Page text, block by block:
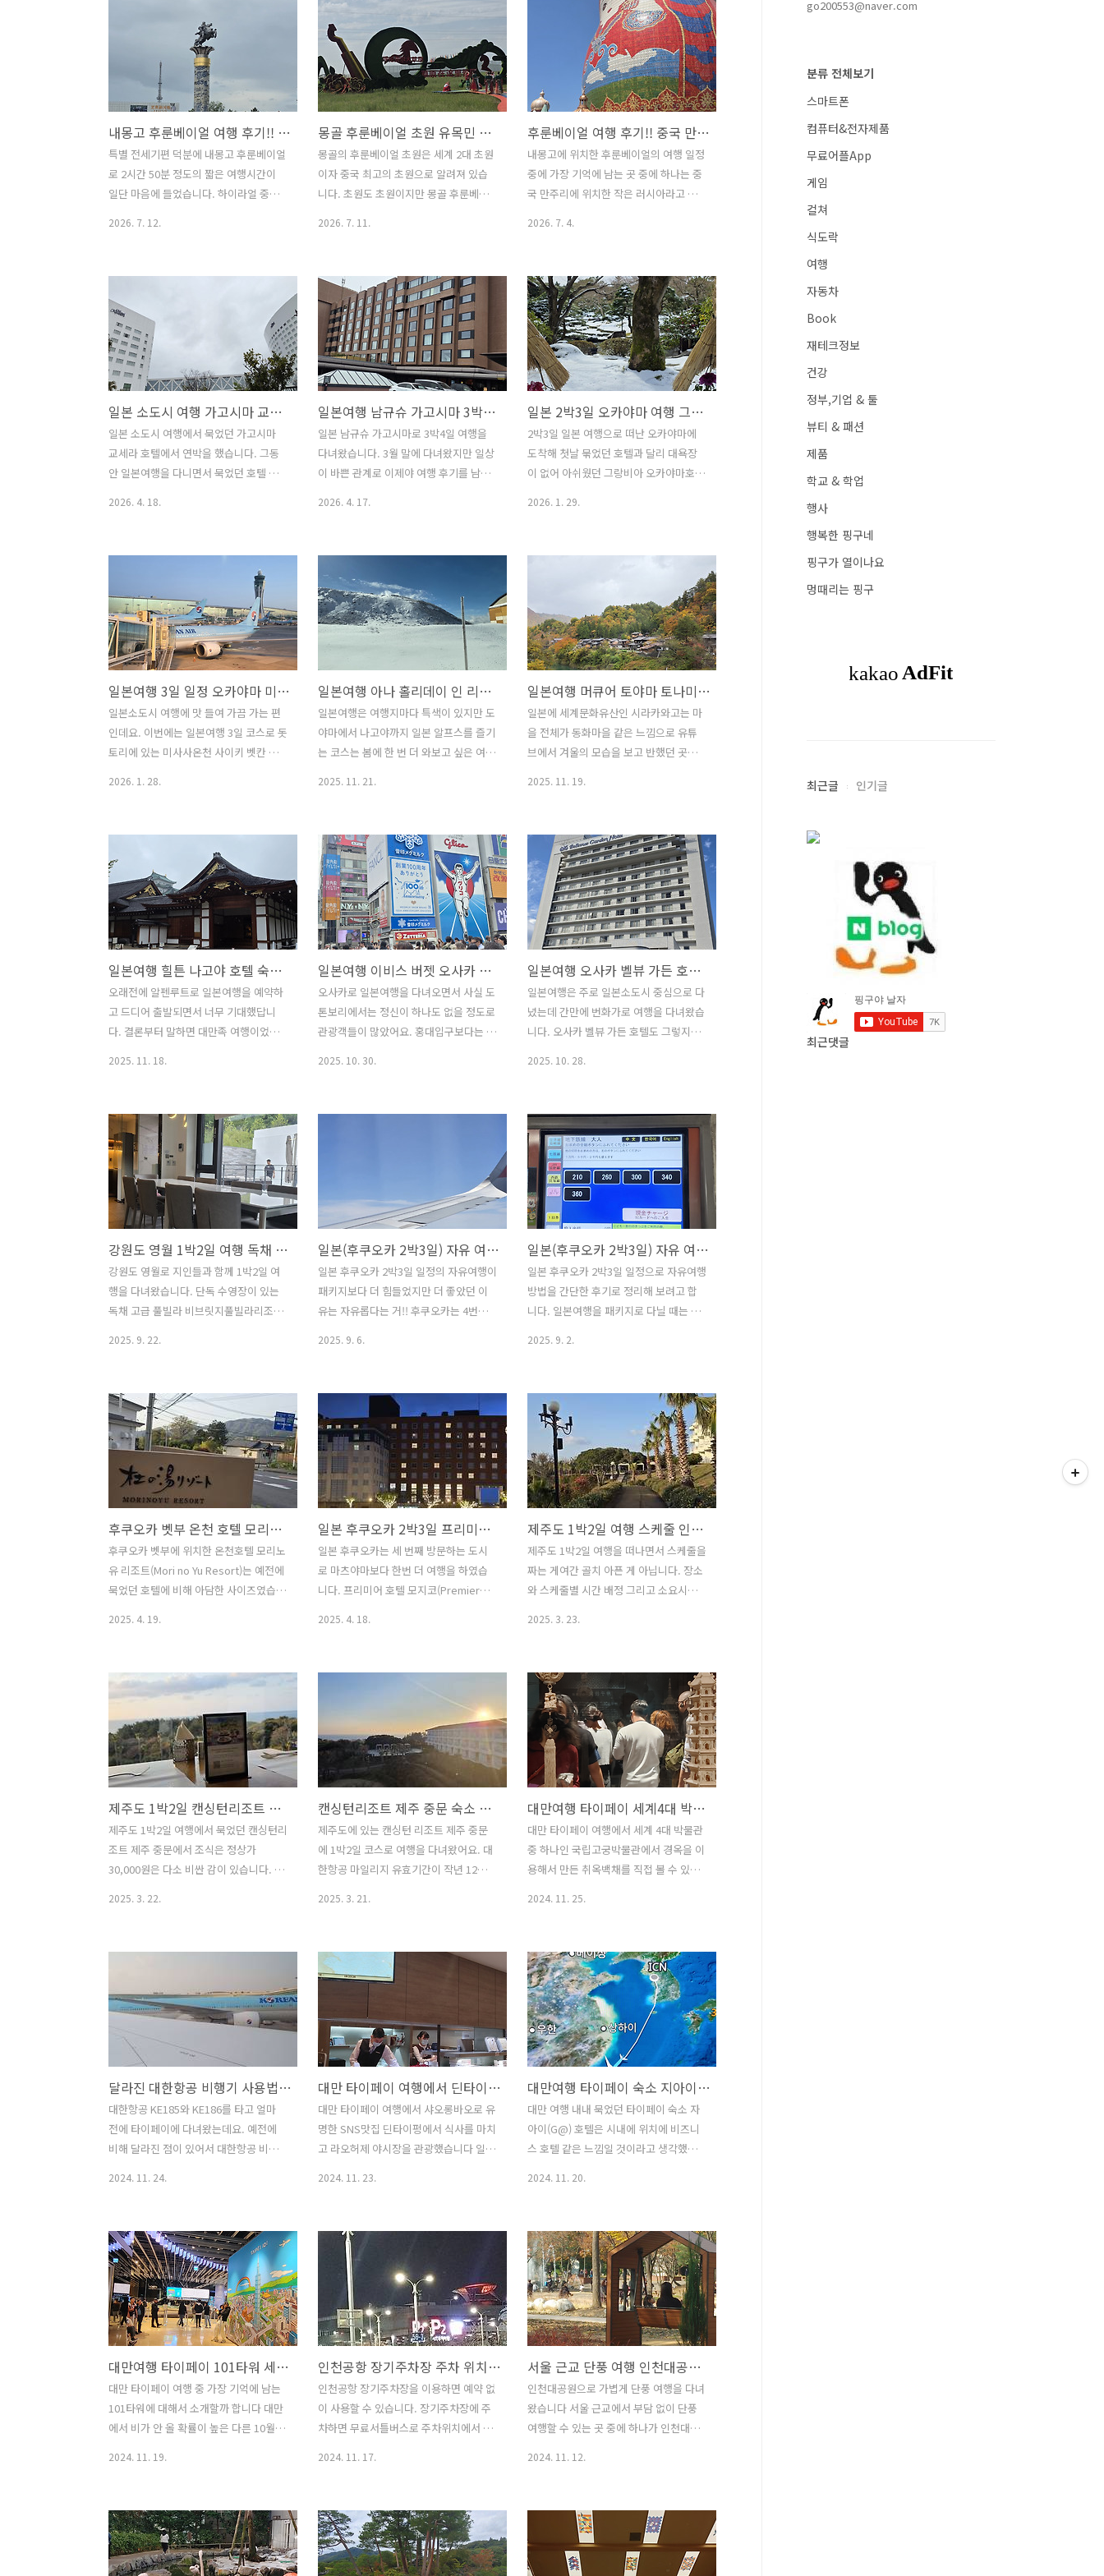
내몽고 후룬베이얼 여행 후기!! 하이라얼 중성가일 호텔(Zhongchengjiari Hotel) 어떨까? 과일바구니 보다 더 놀란 것은?
특별 전세기편 덕분에 내몽고 후룬베이얼
로 2시간 50분 정도의 짧은 여행시간이
일단 마음에 들었습니다. 하이라얼 중성
난 여행으로 몽골이라기보다는 중국여행
이지만 3박4일의 일정이나 다름이 없었습
니다. 출국은 저녁 8시 30분에 했고 귀국
은 새벽에 했지만 2박3일이나 3박4일 일
정보다는 좀 더 길게 느껴졌습니다. 아무
래도 초원이 많다 보니 날벌레로 인해 약
한 곤혹스럽기는 했습니다. 날벌레 접근
을 막는 스프레이를 준비해야 한결 수월
한 여행이 되지 않을까 싶네요. 하이라얼
의 중성가일 호텔(Zhongchengjiari
2026. 7. 12.
몽골 후룬베이얼 초원 유목민 생활체험 후기!! 초원 관광열차와 초원 썰매를 타고 대초원의 자유도 있었지만
몽골의 후룬베이얼 초원은 세계 2대 초원
이자 중국 최고의 초원으로 알려져 있습
니다. 초원도 초원이지만 몽골 후룬베이
다. 후룬베이얼에서 초원 관광열차를 타
고 후룬과 베이얼호를 둘러싼 풍경을 구
경하며 낭만을 즐겼습니다. 열차의 속도
는 5Km 내외인 듯 그리고 무려 1km에 달
하는 세계 최장 길이의 초원 썰매를 타면
서 초원의 자유를 만끽했습니다. 다만 초
원이지만 잔디가 아니라 여러 잡초들이
어우러졌다고 보면 되고요. 초원이다 보
니 아무래도 날벌레들이 많아 계속 신경
쓰이게 해서 불편하기도 했습니다. 후룬
베이얼의 게르 체험 별은 어디에 말로만
했었는데요..
2026. 7. 11.
후룬베이얼 여행 후기!! 중국 만주리의 작은 러시아 마트료시카 테마 호텔 C동과 함께 있는 테마파크의 인생샷
내몽고에 위치한 후룬베이얼의 여행 일정
중에 가장 기억에 남는 곳 중에 하나는 중
국 만주리에 위치한 작은 러시아라고 불
과 테마파크는 잊을 수 없는 멋진 여행 경
험이었습니다. 러시아 블라디보스톡은 작
은 유럽을 느낄 수 있는 곳이지만 만주리
의 마트료시카 테마파크는 중국에서 느낄
수 있는 작은 러시아입니다. 여행 출발 전
에 스케줄을 보면서 기대를 많이 했었는
데 차량으로 이동하면서 가까워지자 나노
모르게 탄성이 나오게 되는 거 있죠. 처음
에는 호텔이 아니라 조형물인 줄 알았고
멀리서 봤을 때는 크기가 감이 오지 않았
답니다. 중국 만주리의 작은 러시아 마트
마..
2026. 7. 4.
일본 소도시 여행 가고시마 교세라 호텔 숙소 구경!! 기리시마 미나미큐슈 이부스키 여유있게 둘러 본 여행
일본 소도시 여행에서 묵었던 가고시마
교세라 호텔에서 연박을 했습니다. 그동
안 일본여행을 다니면서 묵었던 호텔 중
워크가 있어 편하게 이동할 수 있었습니
다. 3월 말에 찾은 가고시마는 남규슈에
있는 일본 소도시로 따뜻한 날씨지만 덥
지 않아 여행하기 좋았습니다. 아무래도
일본소도시는 번화가와 달리 자유여행 시
이동하는 게 다소 불편할 수도 있습니다.
물론 대중교통이 잘되어 있어 가능하지만
이동시간이 더 걸리겠죠. 이동시간이 길
어도 자유여행을 즐기는 여행가의 입장에
서는 그것도 여행일 수 있겠죠. 가고시마
교세라 호텔 구경 교세라호텔은 어찌나
시마에 있는 ..
2026. 4. 18.
일본여행 남규슈 가고시마 3박4일 시로야마 호텔 구경!! 활화산 사쿠라지마와 가고시마 성 관광
일본 남규슈 가고시마로 3박4일 여행을
다녀왔습니다. 3월 말에 다녀왔지만 일상
이 바쁜 관계로 이제야 여행 후기를 남깁
운 좋게 실컷 구경하고 왔답니다. 시로야
마 호텔 가고시마는 화산과 바다 그리고
도시의 풍경을 한눈에 볼 수 있는 특징이
있습니다. 특히 시로야마 호텔 가고시마
의 온천은 천연 온천수를 사용한 노천탕
이 호텔 정상부에 위치해 있습니다. 그리
고 가고시마 시내의 아름다운 전경을 감
상할 수 있어 좋았습니다. 시로야마 호텔
가고시마는 길게 연결이 되어 있어 이용
하는 데 기억력이 좋아야 했어요. 시로야
마 호텔 가고시마 숙소 구경 사실 전문 여
징을..
2026. 4. 17.
일본 2박3일 오카야마 여행 그랑비아 오카야마 호텔 속소 어떤가? 이온몰과 유시엔 정원에서 쇼핑과 관광을
2박3일 일본 여행으로 떠난 오카야마에
도착해 첫날 묶었던 호텔과 달리 대욕장
이 없어 아쉬웠던 그랑비아 오카야마호텔
씨도 추웠지만 일본 돗토리에는 덜 춥기
일장일단이 있었습니다. 첫날 묶었던 오
카야마 미사사온천 사이키 벳칸 료칸에서
실컷 온천욕을 해서 그런지 컨디션이 너
무 좋았습니다. 유시엔 정원에 들렸는데
전년에 왔던 곳이지만 겨울이라 좀 색다
른 느낌이었습니다. 점심에는 인삼나베
정식을 먹었지만 라면이 생각나는 거 있
죠. 구라시키 미관지구는 눈이 많이 와서
가질 못했어요. 그랑비아 오카야마 호텔
있..
2026. 1. 29.
일본여행 3일 일정 오카야마 미사사온천 사이키 벳칸 료칸!! 톳토리와 아카가와라, 시라카베 도조군 거리의 낭만
일본소도시 여행에 맛 들여 가끔 가는 편
인데요. 이번에는 일본여행 3일 코스로 돗
토리에 있는 미사사온천 사이키 벳칸 료
물론 맥주 한 컵만 마셨지만~ 그리고 오카
야마에 많은 눈이 내려서 경치가 정말 멋
졌답니다. 사실 일본을 다니면서도 지명
에 익숙지 않아 아직도 헷갈립니다. 일본
소도시는 이동거리가 길어 오카야마에서
돗토리에 있는 미사사온천 사이키 벳칸
료칸까지 이런저런 일정으로 무려 3시간
이나 걸렸답니다. 패키지여행으로로 편하
게 갈 수 있었지만 자유여행으로는 찾아
간다면 엄두가 나지 않았을 것 같아요. 새
벽 찬바람에 주차장으로 일본 오카야카마
보니 4시..
2026. 1. 28.
일본여행 아나 홀리데이 인 리조트 시나노마치 구로욘 IHG호텔!! 타테야마 구로베 알펜루트의 가을과 겨울!!
일본여행은 여행지마다 특색이 있지만 도
야마에서 나고야까지 일본 알프스를 즐기
는 코스는 봄에 한 번 더 와보고 싶은 여행
다. 어제 묵었던 머큐어 토야마 토나미 리
조트는 작지만 사우나까지 있었거든요.
어찌 되었든 일본의 알프스라고 불리는
알펜루트는 멋진 선택이었습니다. 여행상
품으로 처음 발견했을 때 망설이다가 가
격이 비싸져 포기했었거든요. 그런데 홈
쇼핑에서 원하는 가격과 사이다, 커피, 병
아리과자 등 별도의 선물도 받을 수 있었
습니다. 물론 여행 가격에 포함된 것이지
만 다른 루트를 통해 여행 오신 분들은 더
비싸게 오면서도 일부 선물을 받지 못해
노마치 ..
2025. 11. 21.
일본여행 머큐어 토야마 토나미 리조트 온천!! 나고야 동화마을 시라카와고 및 알펜루트 쿠로베 도롯코 열차 타고
일본에 세계문화유산인 시라카와고는 마
을 전체가 동화마을 같은 느낌으로 유튜
브에서 겨울의 모습을 보고 반했던 곳이
시설도 있어 개인적으로 너무 좋았습니
다. 한국의 단풍과는 다른 느낌이 있는 쿠
로베 협곡의 단풍을 쿠로베 도롯코 열차
를 타고 약 50분간 마음껏 구경할 수 있었
습니다. 도심보다 한적한 외곽의 소도시
가 여유가 있어 좋았구요. 북적대지 않고
여유가 있는 여행을 즐길 수 있어 개인적
으로 선호하는 편입니다. 이번에는 도심
과 소도시 그리고 가을과 겨울을 함께 즐
긴 여행이라 추천하고 싶은 여행이 될 것
같습니다. 머큐어 토야마 토나미 리조트
예쁘게 물들은..
2025. 11. 19.
일본여행 힐튼 나고야 호텔 숙소와 조식? 나고야성과 오아시스21과 미라이타워 그리고 라라포트!!
오래전에 알펜루트로 일본여행을 예약하
고 드디어 출발되면서 너무 기대했답니
다. 결론부터 말하면 대만족 여행이었고
엇보다 타인에게 피해를 주지 않으려는
일본 서민 문화를 통해 힐링이 된다는 것
을 알게 되었습니다. 일기예보를 통해 날
씨는 어느 정도 예상을 했지만 이튿날 비
가 와서 아쉽기도 했습니다. 자유여행으
로 일본 도심여행은 괜찮지만 이번에 나
고야와 알펜루트 코스처럼 패키지여행의
장점을 최대한 살린 여행은 자유여행으로
쉽지 않겠구나 하는 생각이 들었습니다.
여행도 일찍 예약을 하는 게 좀 더 저렴하
고 알차게 즐길 수 있다는 것도 새삼 느낀
방문기 센트레아..
2025. 11. 18.
일본여행 이비스 버젯 오사카 우메다 호텔? 금각사와 청수사 그리고 도톤보리 상징 글리코 간판 유래를 찾다.
오사카로 일본여행을 다녀오면서 사실 도
톤보리에서는 정신이 하나도 없을 정도로
관광객들이 많았어요. 홍대입구보다는 덜
더 저렴해서 그런지 많이 구매하더라구
거의 쌓다시피 하더라구요. 오사카 하면
금각사와 청수사 관광을 빼놓을 수가 없
는데요. 일본 학생들의 수학여행지로도
인기가 많아서 관광객과 수학여행 온 학
생들이 뒤 섞여 인산인해였습니다. 그리
고 도톤보리의 상징 클리코 간판도 직접
볼 수 있었답니다. 이비스 버젯 오사카 우
안 여행 중 ..
2025. 10. 30.
일본여행 오사카 벨뷰 가든 호텔 및 잇큐온천!! 고베 이잔칸거리와 모자이크 그리고 하버랜드 관광
일본여행은 주로 일본소도시 중심으로 다
녔는데 간만에 번화가로 여행을 다녀왔습
니다. 오사카 벨뷰 가든 호텔도 그렇지만
서 이동이 편한 패키지가 오히려 저렴하
고 좋을 때가 있습니다. 일찍 예약을 하면
더욱 저렴한 게 패키지여행인데요. 오사
카에서 패키지여행으로 방문한 분들은 눈
에 많이 띄지 않았어요. 주로 오사카 인근
호텔을 예약하고 짧게 1박2일이나 2박3
일 정도 자유여행을 하는 분들이 많아 보
였습니다. 지난번에 자유여행을 했을 때
시간적인 여유가 있어 좋았지만 이동하는
데 한계가 있어 넓게 관광하기 위해 패키
지를 선택했습니다. 오사카 벨뷰 가든 호
행에 대..
2025. 10. 28.
강원도 영월 1박2일 여행 독채 복층 비브릿지풀빌라리조트 후기!! 단독 수영장과 바베큐까지(ft. 워크샵 및 가족여행)
강원도 영월로 지인들과 함께 1박2일 여
행을 다녀왔습니다. 단독 수영장이 있는
독채 고급 풀빌라 비브릿지풀빌라리조트
브릿지풀빌라리조트는 복층구조로 되어
있어 세 가족까지 함께 사용해도 괜찮을
것 같다는 생각이 들었습니다. 물론 기업
의 부서단위나 스타트업에서 워크숍 장소
를 찾는다면 안성맞춤일 것 같아요. 온돌
방과 침대방이 있고 거실이 넓어서 함께
시간을 보내고 좋을 것 같았습니다. 10명
넘는 인원이 함께 넉넉하게 지낼 수 있었
습니다. 가을 초입이라 비가 와서 아쉬웠
지만 산책코스와 수영장에서 시간을 보낼
수 있어 여름에는 너무 좋지 않을까 싶기
조트 규모..
2025. 9. 22.
일본(후쿠오카 2박3일) 자유 여행!! 루트인 하카타 에키마에 호텔 조식과 요시즈카 우나가야 맛집과 오호리공원 산책
일본 후쿠오카 2박3일 일정의 자유여행이
패키지보다 더 힘들었지만 더 좋았던 이
유는 자유롭다는 거!! 후쿠오카는 4번째
좋지만 느긋한 맛이 없어 늘 아쉬웠죠. 그
리고 여행경비도 부담이 되구요. 이번에
는 아시아나 마일리지가 있어 비용을 좀
더 줄일 수 있었습니다. 성시경과 고독한
미식가 마츠시게 유타가가 찾은 맛집 요
시즈카 우나카야도 다녀왔는데 양념보다
는 소금구이 장어를 더 좋아해 살짝 국내
장어 맛집이 생각나더라구요. 루트인 하
카타 에키마에 호텔은 하카타역 인근에
있어 쇼핑과 식사는 너무 편했고 다이소
는 규모가 장난 아닌 거 있죠. 루트인 하카
여행..
2025. 9. 6.
일본(후쿠오카 2박3일) 자유 여행 방법 결과? 구글지도 > 갤럭시S25 울트라 번역 > Chat GPT 순
일본 후쿠오카 2박3일 일정으로 자유여행
방법을 간단한 후기로 정리해 보려고 합
니다. 일본여행을 패키지로 다닐 때는 일
가 아니더라도 누구나 한 번쯤 자유 여행
을 꿈꾸실 텐데요. 아시아나 마일리지가
일부 소멸 예정이라 계획에 없던 일본 자
유 여행을 계획하게 되었습니다. 누군가
인솔하에 떠난 여행이 아닌 혼자 계획하
고 떠나야 하는 부담감이 걱정되기는 했
습니다. 다행히 Chat GPT를 활용해 제주
도에도 다녀왔었기에 이번에 일본 후쿠오
카 2박3일 일정으로 자유여행을 떠나게
되었습니다. 결론부터 말하면 Chat GPT
는 100% 믿을 수 없으니 감안해야 한다
2025. 9. 2.
후쿠오카 벳부 온천 호텔 모리노유 리조트 숙소 구경!! 유후인 추천 간식과 라라포트 건담의 위용(ft. 일본 여행)
후쿠오카 벳부에 위치한 온천호텔 모리노
유 리조트(Mori no Yu Resort)는 예전에
묵었던 호텔에 비해 아담한 사이즈였습니
니다. 일본 여행에서 외곽에 있는 호텔 중
에 제일 작았던 것 같아요. 2박 3일의 일
정의 후쿠오카 여행은 운이 참 좋았던 것
같아요. 모객이 되지 않아서 몇 차례 취소
되다가 운 좋게 픽한 코스로 여행시작 전
날에 비가 왔었고 출국 비행기 탑승 후에
비가 내려서 여행 내내 맑지는 않았지만
선선하니 여행하기 좋았습니다. 그리고
여행비용도 제일 저렴했고 호텔 규모가
작아서 싱글차지 비용도 3만원으로 저렴
하게 이용할 수 있었답니다. 벳부 온천 호
2025. 4. 19.
일본 후쿠오카 2박3일 프리미어 호텔 모지코(Premier Hotel Mojiko) 야경과 산책코스 그리고 조식은?
일본 후쿠오카는 세 번째 방문하는 도시
로 마츠야마보다 한번 더 여행을 하였습
니다. 프리미어 호텔 모지코(Premier
들이 어렸을 때 가족여행으로 한번 커서
다녀오게 되었습니다. 중복된 코스도 있
었지만 미쳐 보지 못한 부분도 있고 프리
미어 호텔 모지코(Premier Hotel
Mojiko) 호텔 등 숙소는 매번 달랐기 때문
에 괜찮았습니다. 여행객 모집이 되지 않
아 몇 차례 취소가 되면서 가장 실속 있는
가격으로 운 좋게 픽이 되었죠. 여행일정
내내 비가 오지 않고 출국하는 비행기에
탑승하지 비가 오기 시작해 참 운도 좋았
2025. 4. 18.
제주도 1박2일 여행 스케줄 인공지능 프로그램 챗GPT의 도움을 받아 떠난 여행 결과는?
제주도 1박2일 여행을 떠나면서 스케줄을
짜는 게여간 골치 아픈 게 아닙니다. 장소
와 스케줄별 시간 배정 그리고 소요시간
여행을 선호하는 편입니다. 그런데 제주
도는 패키지여행은 대부분 골프를 곁들인
여행이고 출발지가 서울이 아니라서 선택
하기 쉽지 않습니다. 패키지여행은 일단
스케줄에서 자유롭고 비용도 절약되기 때
문입니다. 최근 엔화가 저렴한 덕분에 일
본여행을 자주 다녀도 패키지여행만큼 편
하고 비용이 저렴한 자유여행은 없는 것
같아요. 일단 호텔이나 료칸의 1박 비용만
하더라도 패키지와 자유여행의 차이는 크
거든요. 인공지능 프로그램 챗GPT로 떠
로 ..
2025. 3. 23.
제주도 1박2일 캔싱턴리조트 제주 중문 조식 어떤가? 조식 가격 제대로 주고 먹지 않아 더 좋았던 식사
제주도 1박2일 여행에서 묵었던 캔싱턴리
조트 제주 중문에서 조식은 정상가
30,000원은 다소 비싼 감이 있습니다. 물
먹을 수 있는 식당을 캔싱턴리조트 제주
층 편의점에서 라면을 사서 아침부터 끓
여 먹을 수도 없구요. 그리고 이왕 제주도
1박2일 여행인데 식사 비용을 아끼는 것
은 아닌 듯 하구요. 그래서 캔싱턴리조트
제주 중문 조식을 먹기로 했습니다. 조식
을 여유있게 먹는 것도 힐링 중에 하나니
가요. ㅋㅋ 그럼 캔싱턴리조트 제주 중문
조식은 단품 식사가 아니고 뷔페식이기도
해서 미리 예약을 했답니다. 착각이었지
2025. 3. 22.
캔싱턴리조트 제주 중문 숙소 내부와 제공 물품 중 따로 준비해야 하는 것과 오션뷰와 산책 코스 추천할 만
제주도에 있는 캔싱턴 리조트 제주 중문
에 1박2일 코스로 여행을 다녀왔어요. 대
한항공 마일리지 유효기간이 작년 12월까
할 수 없고 대한항공 편도 한 좌석은 따로
결제를 했습니다. 예전에는 제주도 패키
지여행도 많았는데 요즘은 골프여행 이외
에는 거의 없는 것 같아요. 렌터카를 이용
하는 것도 쉽고 숙소 구하기도 쉬워서 제
주도 여행코스만 잘 잡으면 홀가분하고
편하게 여행을 다녀올 수 있습니다. 이번
에 숙소로 정한 캔싱턴 리조트 제주 중문
은 기분으로 내 보려고 정했지만 가격이
다소 부담이 되기는 했어요. 캔싱턴리조
트 제주 중문 숙소 내부와 제공물품 중 따
요. 캔싱턴..
2025. 3. 21.
대만여행 타이페이 세계4대 박물관 국립고궁박물관 취옥백채와 홍콩경매 500억 낙찰된 찻잔 적접 보니
대만 타이페이 여행에서 세계 4대 박물관
중 하나인 국립고궁박물관에서 경옥을 이
용해서 만든 취옥백채를 직접 볼 수 있었
로폴리탄박물관 등이 있습니다. 국립고궁
박물관에 가는 길에 가이드가 동파육을
닮은 육형석 그리고 정확히 기억은 나지
않지만 도자기 찻 잔 하나의 가격이 홍콩
경매에서 500억에 낙찰되었다고 설명을
들어 더 빨리 보고 싶었습니다 이번 여행
가이드는 역사에 대해서 너무 디테일하게
설명해 줘 관광하는 재미가 더 좋았습니
다 자유여행이라면 경험할 수 없는 소중
한 시간이 아니었나 생각합니다세계 4대
박물관 국립 고공 박물관 후기 사실 정신
기억에 남..
2024. 11. 25.
달라진 대한항공 비행기 사용법!! 기내식 후기와 윈도우 조작 그리고 서비스 신청 편하게 하는 방법
대한항공 KE185와 KE186를 타고 얼마
전에 타이페이에 다녀왔는데요. 예전에
비해 달라진 점이 있어서 대한항공 비행
다. 크게 불편한 점은 없지만 대한항공 비
행기와 다른 점이 있었습니다. 그리고 코
로나 이전에 대한항공을 마지막으로 이용
한 했기 때문에 벌써 5년이 넘었으니 달라
졌겠죠. 대부분 같은 느낌이겠지만 해외
여행을 준비할 때가 제일 설레고 기대됩
니다. 그다음 출국을 위해 비행기에 탑승
하면서 대기할 때가 아닐까 싶습니다. 비
행기가 활주로를 내달리며 하늘을 날기
시작하면 드디어 가는구나 하면서 기분이
최고조에 달하죠. 대한항공 KE185 저가
대..
2024. 11. 24.
대만 타이페이 여행에서 딘타이펑의 샤오롱바오 맛보다 놀란 이유와 라오허제 야시장 입구의 위엄?
대만 타이페이 여행에서 샤오롱바오로 유
명한 SNS맛집 딘타이펑에서 식사를 마치
고 라오허제 야시장을 관광했습니다 일본
계속 비가 내리다 보니 여행 내내 다소 불
편했던 부분도 있습니다 가이드 말에 의
하면 10월쯤 타이페이를 찾으면 비가 올
확률이 적다고 하더라고요 대만 여행을
계획하고 계신 분들은 참고하시면 도움이
되지 않을까 싶습니다 물론 마지막 3일째
저녁부터 비가 거의 내리지 않았습니다
과연 딤섬 맛집 유명한 딘파이펑의 샤오
롱바오의 맛은 소문대로 올릴까 궁금했지
만 더 놀란 것이 있었습니다 그리고 라오
허제 야시장 입구에서 본 도교사원은 장
놀란것은?대만 타이..
2024. 11. 23.
대만여행 타이페이 숙소 지아이(G@) 호텔 후기 넓은 공간과 욕조가 인상적
대만 여행 내내 묵었던 타이페이 숙소 자
아이(G@) 호텔은 시내에 위치에 비즈니
스 호텔 같은 느낌일 것이라고 생각했습
점이지만 호텔 내부가 외곽에 있는 호텔
보다는 떨어지는 면이 있거든요 대만 타
이페이에 있는 지아이(G@) 호텔은 예상
과는 좀 달랐어요 도심에 있는 단독 건물
이었지만 실내는 그렇지 않았어요 물론
여행사에서 안내했던 호텔에 대한 예상과
는 달리 아쉬움도 있었습니다 그래도 여
행 내내 한 곳에서 이용해서 그런지 편안
한 휴식 공간은 틀림이 없었습니다 그럼
때만 여행시 묵었던 타이페이 숙소 자아
이(G@)호텔의 모습을 볼까요 타이페이
시내를 여행하게 ..
2024. 11. 20.
대만여행 타이페이 101타워 세계에서 가장 높았던 타워의 명성 야경과 함께
대만 타이페이 여행 중 가장 기억에 남는
101타워에 대해서 소개할까 합니다 대만
에서 비가 안 올 확률이 높은 다른 10월 중
는데 개인적으로는 크게 볼 것이 없어 처
음부터 실망한게 사실입니다 그런데 타이
페이 101 타워부터 여행을 시작해서 식사
까지 기대 이상의 만족을 하게 되었답니
2024. 11. 19.
인천공항 장기주차장 주차 위치별 무료셔틀버스 하차 위치와 요금!! P5 예약 주차장 취소되면 이용해!!
인천공항 장기주차장을 이용하면 예약 없
이 사용할 수 있습니다. 장기주차장에 주
차하면 무료서틀버스로 주차위치에서 제
고생할 수 있기 때문입니다. 제2주차장 주
차타워는 주차비가 비싸서 주로 인천공항
P5 예약 주차장을 이용합니다. 1일 주차
비는 7000원으로 저렴하고 무료 셔틀버
2024. 11. 17.
서울 근교 단풍 여행 인천대공원 어때!! 생각보다 많이 바뀌었는데 입장료는?
인천대공원으로 가볍게 단풍 여행을 다녀
왔습니다 서울 근교에서 부담 없이 단풍
여행할 수 있는 곳 중에 하나가 인천대공
다가 급선회해서 인천대공원으로 가격 단
풍 여행을 다녀왔습니다 그런데 작년인가
재작년보다는 여러 가지로 많이 바뀐 모
습을 확인할 수 있었습니다 지속적으로
2024. 11. 12.
go200553@naver.com
분류 전체보기
스마트폰
컴퓨터&전자제품
무료어플App
게임
컬쳐
식도락
여행
자동차
Book
재테크정보
건강
정부,기업 & 툴
뷰티 & 패션
제품
학교 & 학업
행사
행복한 핑구네
핑구가 열이나요
멍때리는 핑구
최근글 인기글
최근댓글